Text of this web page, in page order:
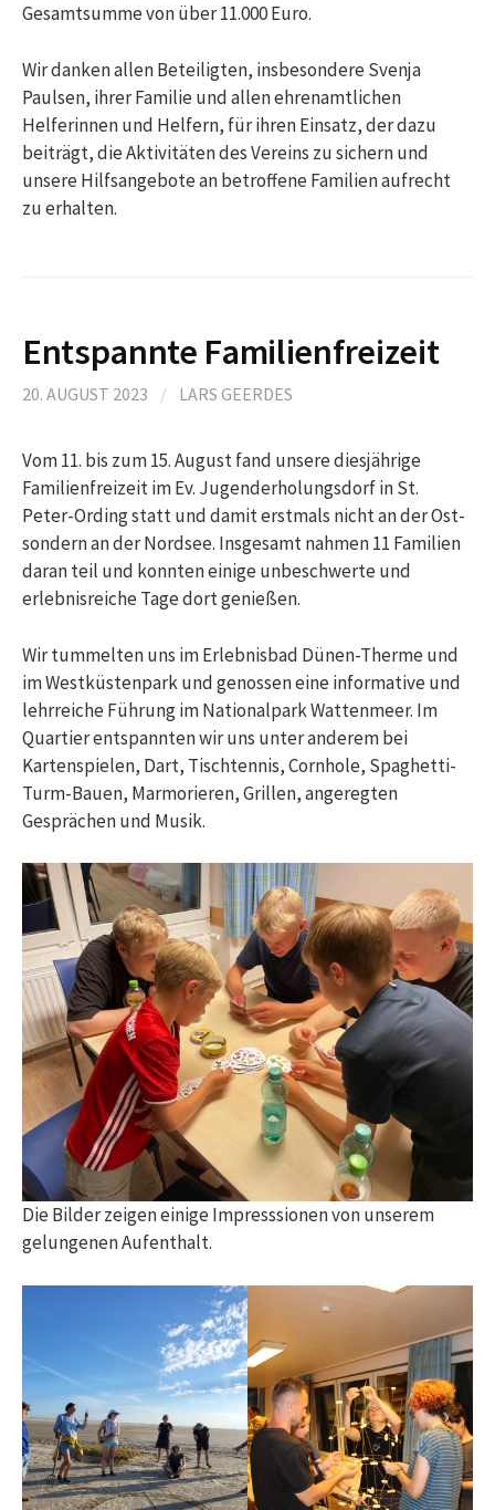
Gesamtsumme von über 11.000 Euro.
Wir danken allen Beteiligten, insbesondere Svenja
Paulsen, ihrer Familie und allen ehrenamtlichen
Helferinnen und Helfern, für ihren Einsatz, der dazu
beiträgt, die Aktivitäten des Vereins zu sichern und
unsere Hilfsangebote an betroffene Familien aufrecht
zu erhalten.
Entspannte Familienfreizeit
20. AUGUST 2023 / LARS GEERDES
Vom 11. bis zum 15. August fand unsere diesjährige
Familienfreizeit im Ev. Jugenderholungsdorf in St.
Peter-Ording statt und damit erstmals nicht an der Ost-
sondern an der Nordsee. Insgesamt nahmen 11 Familien
daran teil und konnten einige unbeschwerte und
erlebnisreiche Tage dort genießen.
Wir tummelten uns im Erlebnisbad Dünen-Therme und
im Westküstenpark und genossen eine informative und
lehrreiche Führung im Nationalpark Wattenmeer. Im
Quartier entspannten wir uns unter anderem bei
Kartenspielen, Dart, Tischtennis, Cornhole, Spaghetti-
Turm-Bauen, Marmorieren, Grillen, angeregten
Gesprächen und Musik.
Die Bilder zeigen einige Impresssionen von unserem
gelungenen Aufenthalt.